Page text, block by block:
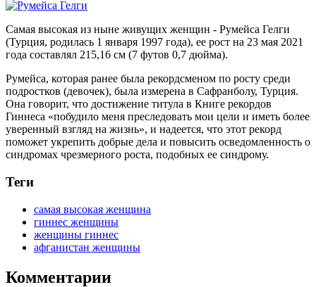
Самая высокая из ныне живущих женщин - Румейса Гелги
(Турция, родилась 1 января 1997 года), ее рост на 23 мая 2021
года составлял 215,16 см (7 футов 0,7 дюйма).
Румейса, которая ранее была рекордсменом по росту среди
подростков (девочек), была измерена в Сафранболу, Турция.
Она говорит, что достижение титула в Книге рекордов
Гиннеса «побудило меня преследовать мои цели и иметь более
уверенный взгляд на жизнь», и надеется, что этот рекорд
поможет укрепить добрые дела и повысить осведомленность о
синдромах чрезмерного роста, подобных ее синдрому.
Теги
самая высокая женщина
гиннес женщины
женщины гиннес
афганистан женщины
Комментарии